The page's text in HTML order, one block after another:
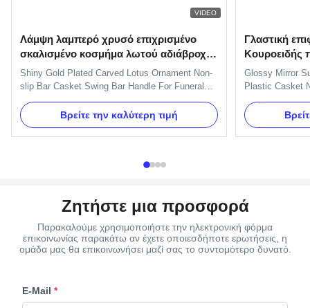
VIDEO
Λάμψη λαμπερό χρυσό επιχρισμένο
σκαλισμένο κοσμήμα λωτού αδιάβροχο
μπαρ φέρετρο swing bar λαβή για
ταφικό φέρετρο
Shiny Gold Plated Carved Lotus Ornament Non-
slip Bar Casket Swing Bar Handle For Funeral
Coffin Specification: One set of Swing bar: 8pcs
plastic plates,16pcs handles ,8pcs end caps and
2 long bars and 2 short bars. Item Name TX-
Lotus Swing bar Material Plastic (PP) and Zinc
Βρείτε την καλύτερη τιμή
Γλαστική
Κουροειδής
πλαστικό
Glossy Mirror
Plastic Casket
Specification
Plastic (PP,
your order
confirmed
Ζητήστε μια προσφορά
Παρακαλούμε χρησιμοποιήστε την ηλεκτρονική φόρμα
επικοινωνίας παρακάτω αν έχετε οποιεσδήποτε ερωτήσεις, η
ομάδα μας θα επικοινωνήσει μαζί σας το συντομότερο δυνατό.
E-Mail *